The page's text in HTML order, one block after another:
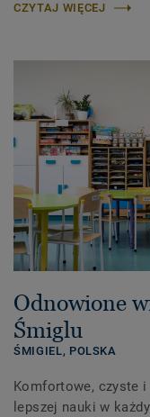
CZYTAJ WIĘCEJ
Odnowione
Śmiglu
ŚMIGIEL, POLSKA
Komfortowe, czyste i
lepszej nauki w